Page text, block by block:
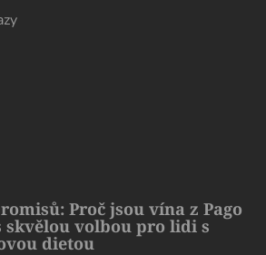
Proč jsou vína z Pago
skvělou volbou pro lidi s
dietou